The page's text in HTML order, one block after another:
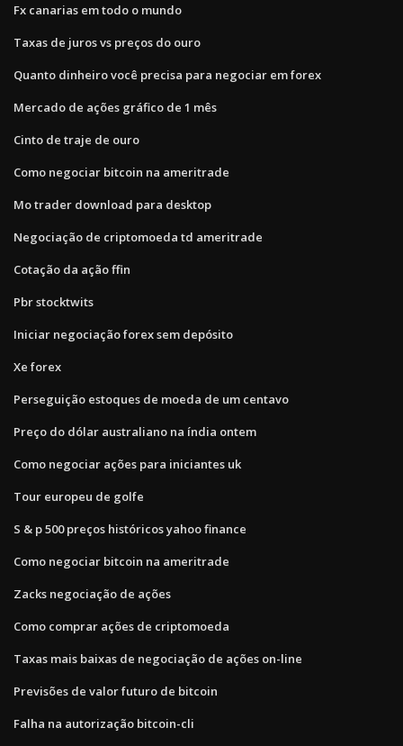
Fx canarias em todo o mundo
Taxas de juros vs preços do ouro
Quanto dinheiro você precisa para negociar em forex
Mercado de ações gráfico de 1 mês
Cinto de traje de ouro
Como negociar bitcoin na ameritrade
Mo trader download para desktop
Negociação de criptomoeda td ameritrade
Cotação da ação ffin
Pbr stocktwits
Iniciar negociação forex sem depósito
Xe forex
Perseguição estoques de moeda de um centavo
Preço do dólar australiano na índia ontem
Como negociar ações para iniciantes uk
Tour europeu de golfe
S & p 500 preços históricos yahoo finance
Como negociar bitcoin na ameritrade
Zacks negociação de ações
Como comprar ações de criptomoeda
Taxas mais baixas de negociação de ações on-line
Previsões de valor futuro de bitcoin
Falha na autorização bitcoin-cli